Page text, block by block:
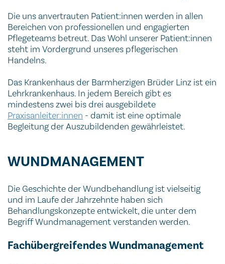
Die uns anvertrauten Patient:innen werden in allen
Bereichen von professionellen und engagierten
Pflegeteams betreut. Das Wohl unserer Patient:innen
steht im Vordergrund unseres pflegerischen
Handelns.
Das Krankenhaus der Barmherzigen Brüder Linz ist ein
Lehrkrankenhaus. In jedem Bereich gibt es
mindestens zwei bis drei ausgebildete
Praxisanleiter:innen - damit ist eine optimale
Begleitung der Auszubildenden gewährleistet.
WUNDMANAGEMENT
Die Geschichte der Wundbehandlung ist vielseitig
und im Laufe der Jahrzehnte haben sich
Behandlungskonzepte entwickelt, die unter dem
Begriff Wundmanagement verstanden werden.
Fachübergreifendes Wundmanagement